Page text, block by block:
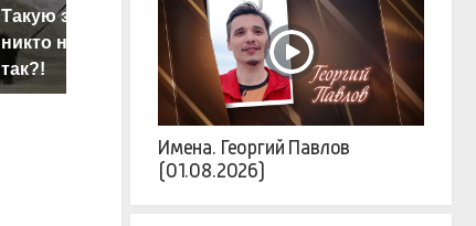
Такую зиму в России
никто не ждал: как
так?!
На Урале из казны
были украдены 18
миллионов рублей
Имена. Георгий Павлов
(01.08.2026)